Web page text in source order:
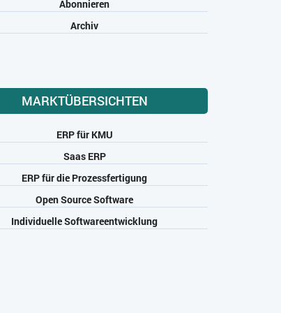
Abonnieren
Archiv
MARKTÜBERSICHTEN
ERP für KMU
Saas ERP
ERP für die Prozessfertigung
Open Source Software
Individuelle Softwareentwicklung